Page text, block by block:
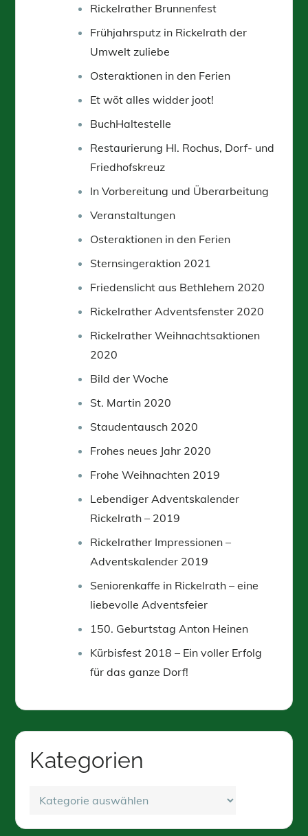
Rickelrather Brunnenfest
Frühjahrsputz in Rickelrath der
Umwelt zuliebe
Osteraktionen in den Ferien
Et wöt alles widder joot!
BuchHaltestelle
Restaurierung Hl. Rochus, Dorf- und
Friedhofskreuz
In Vorbereitung und Überarbeitung
Veranstaltungen
Osteraktionen in den Ferien
Sternsingeraktion 2021
Friedenslicht aus Bethlehem 2020
Rickelrather Adventsfenster 2020
Rickelrather Weihnachtsaktionen
2020
Bild der Woche
St. Martin 2020
Staudentausch 2020
Frohes neues Jahr 2020
Frohe Weihnachten 2019
Lebendiger Adventskalender
Rickelrath – 2019
Rickelrather Impressionen –
Adventskalender 2019
Seniorenkaffe in Rickelrath – eine
liebevolle Adventsfeier
150. Geburtstag Anton Heinen
Kürbisfest 2018 – Ein voller Erfolg
für das ganze Dorf!
Kategorien
Kategorien